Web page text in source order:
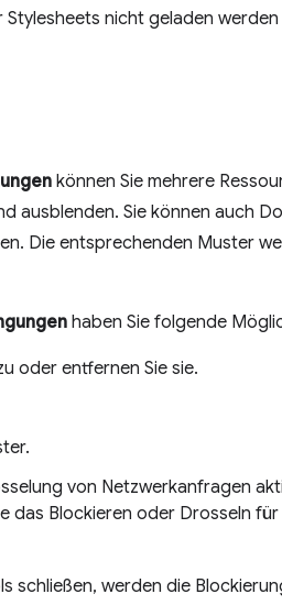
Stylesheets nicht geladen
können Sie mehrere
ausblenden. Sie können auch
Die entsprechenden Muster
haben Sie folgende
oder entfernen Sie sie.
von Netzwerkanfragen
das Blockieren oder Drosseln
schließen, werden die